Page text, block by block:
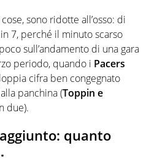
sono ridotte all’osso: di
7, perché il minuto scarso
sull’andamento di una gara
periodo, quando i Pacers
cifra ben congegnato
panchina (Toppin e
due).
quanto